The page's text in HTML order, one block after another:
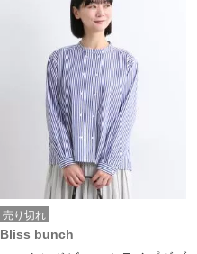
売り切れ
Bliss bunch